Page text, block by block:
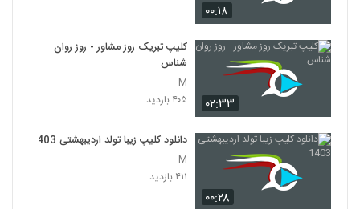
۰۰:۱۸
۰۲:۳۳
کلیپ تبریک روز مشاور - روز روان
شناس
M
۴۰۵ بازدید
۰۰:۲۸
دانلود کلیپ زیبا تولد اردیبهشتی 1403
M
۴۱۱ بازدید